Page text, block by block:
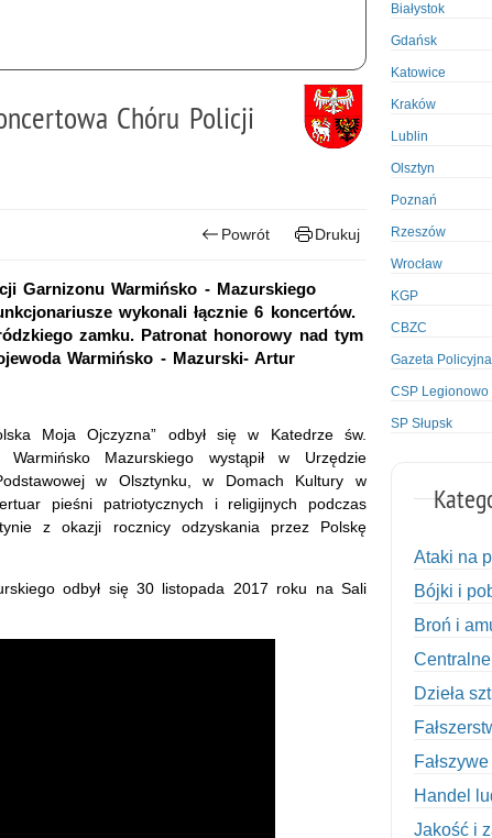
Chóru Policji
Powrót Drukuj
Garnizonu Warmińsko - Mazurskiego
wykonali łącznie 6 koncertów.
zamku. Patronat honorowy nad tym
Warmińsko - Mazurski- Artur
Moja Ojczyzna” odbył się w Katedrze św.
Mazurskiego wystąpił w Urzędzie
w Olsztynku, w Domach Kultury w
pieśni patriotycznych i religijnych podczas
z okazji rocznicy odzyskania przez Polskę
odbył się 30 listopada 2017 roku na Sali
Białystok
Gdańsk
Katowice
Kraków
Lublin
Olsztyn
Poznań
Rzeszów
Wrocław
KGP
CBZC
Gazeta Policyjna
CSP Legionowo
SP Słupsk
Ataki na
Bójki i
Broń i
Dzieła
Handel
Jakość i